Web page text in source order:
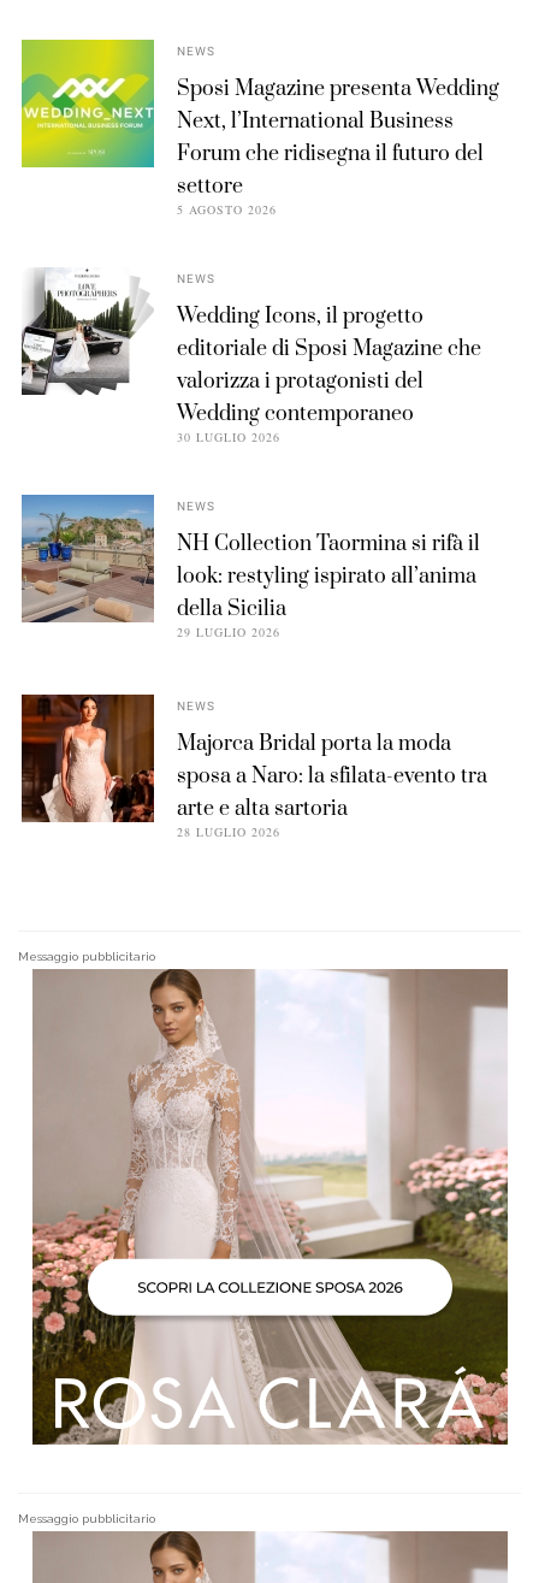
NEWS
Sposi Magazine presenta Wedding
Next, l’International Business
Forum che ridisegna il futuro del
settore
5 AGOSTO 2026
NEWS
Wedding Icons, il progetto
editoriale di Sposi Magazine che
valorizza i protagonisti del
Wedding contemporaneo
30 LUGLIO 2026
NEWS
NH Collection Taormina si rifà il
look: restyling ispirato all’anima
della Sicilia
29 LUGLIO 2026
NEWS
Majorca Bridal porta la moda
sposa a Naro: la sfilata-evento tra
arte e alta sartoria
28 LUGLIO 2026
Messaggio pubblicitario
Messaggio pubblicitario